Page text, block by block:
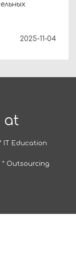
2025-11-04
at
IT Education
* Outsourcing